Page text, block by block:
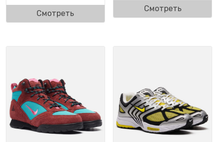
Смотреть
Смотреть